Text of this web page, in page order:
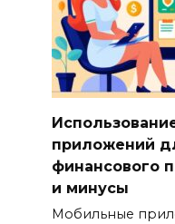
приложений
финансового
и минусы
Мобильные